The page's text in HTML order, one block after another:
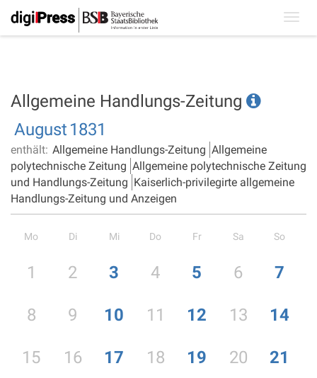
Allgemeine Handlungs-Zeitung
August 1831
enthält: Allgemeine Handlungs-Zeitung Allgemeine
polytechnische Zeitung Allgemeine polytechnische Zeitung
und Handlungs-Zeitung Kaiserlich-privilegirte allgemeine
Handlungs-Zeitung und Anzeigen
Mo Di Mi Do Fr Sa So
1 2 3 4 5 6 7
8 9 10 11 12 13 14
15 16 17 18 19 20 21